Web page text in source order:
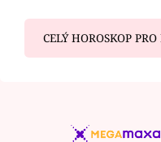
CELÝ HOROSKOP